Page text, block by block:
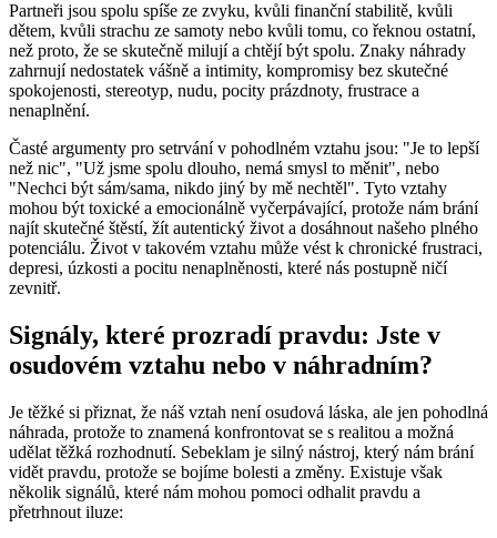
Partneři jsou spolu spíše ze zvyku, kvůli finanční stabilitě, kvůli
dětem, kvůli strachu ze samoty nebo kvůli tomu, co řeknou ostatní,
než proto, že se skutečně milují a chtějí být spolu. Znaky náhrady
zahrnují nedostatek vášně a intimity, kompromisy bez skutečné
spokojenosti, stereotyp, nudu, pocity prázdnoty, frustrace a
nenaplnění.
Časté argumenty pro setrvání v pohodlném vztahu jsou: "Je to lepší
než nic", "Už jsme spolu dlouho, nemá smysl to měnit", nebo
"Nechci být sám/sama, nikdo jiný by mě nechtěl". Tyto vztahy
mohou být toxické a emocionálně vyčerpávající, protože nám brání
najít skutečné štěstí, žít autentický život a dosáhnout našeho plného
potenciálu. Život v takovém vztahu může vést k chronické frustraci,
depresi, úzkosti a pocitu nenaplněnosti, které nás postupně ničí
zevnitř.
Signály, které prozradí pravdu: Jste v
osudovém vztahu nebo v náhradním?
Je těžké si přiznat, že náš vztah není osudová láska, ale jen pohodlná
náhrada, protože to znamená konfrontovat se s realitou a možná
udělat těžká rozhodnutí. Sebeklam je silný nástroj, který nám brání
vidět pravdu, protože se bojíme bolesti a změny. Existuje však
několik signálů, které nám mohou pomoci odhalit pravdu a
přetrhnout iluze: